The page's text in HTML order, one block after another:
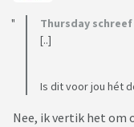
Thursday schreef
[..]
Is dit voor jou hét
Nee, ik vertik het om